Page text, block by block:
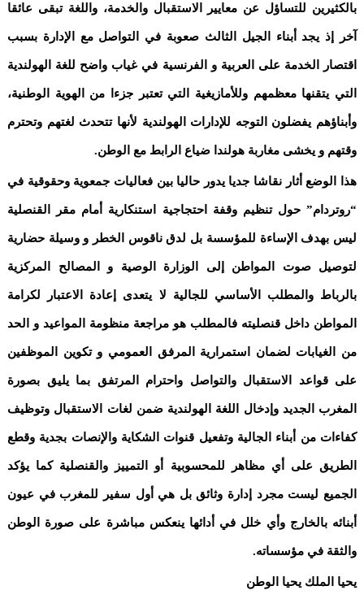
بالكثيرين للتساؤل عن معايير الاستقبال والخدمة، واللغة تبقى عائقا
آخر إذ يجد أبناء الجيل الثالث صعوبة في التواصل مع الإدارة بسبب
اقتصار الخدمة على العربية و الفرنسية في غياب واضح للغة الهولندية
التي يتقنها معظمهم وللأمازيغية التي تعتبر جزءا من الهوية الوطنية،
وأبناؤهم يفضلون التوجه للإدارات الهولندية لأنها تتحدث لغتهم وتحترم
وقتهم و يخشى مغاربة هولندا ضياع الرابط مع الوطن.
هذا الوضع أثار نقاشا جديا يدور حاليا بين فعاليات جمعوية وحقوقية في
“روتردام” حول تنظيم وقفة احتجاجية استنكارية أمام مقر القنصلية
ليس بهدف الإساءة للمؤسسة بل لدق ناقوس الخطر و وسيلة حضارية
لتوصيل صوت المواطن إلى الوزارة الوصية و المصالح المركزية
بالرباط والمطلب الأساسي للجالية لا يتعدى إعادة الاعتبار لكرامة
المواطن داخل قنصليته فالمطلب هو مراجعة منظومة المواعيد و الحد
من الغيابات لضمان استمرارية المرفق العمومي و تكوين الموظفين
على قواعد الاستقبال والتواصل واحترام المرتفق بما يليق بصورة
المغرب الجديد وإدخال اللغة الهولندية ضمن لغات الاستقبال وتوظيف
كفاءات من أبناء الجالية وتفعيل قنوات الشكاية والإنصات بجدية وقطع
الطريق على أي مظاهر للمحسوبية أو التمييز والقنصلية كما يؤكد
الجميع ليست مجرد إدارة وثائق بل هي أول سفير للمغرب في عيون
أبنائه بالخارج وأي خلل في أدائها ينعكس مباشرة على صورة الوطن
والثقة في مؤسساته.
يحيا الملك يحيا الوطن